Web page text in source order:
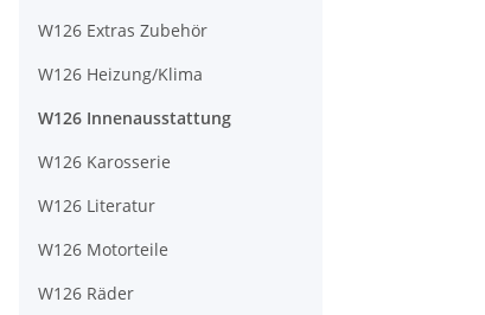
W126 Extras Zubehör
W126 Heizung/Klima
W126 Innenausstattung
W126 Karosserie
W126 Literatur
W126 Motorteile
W126 Räder